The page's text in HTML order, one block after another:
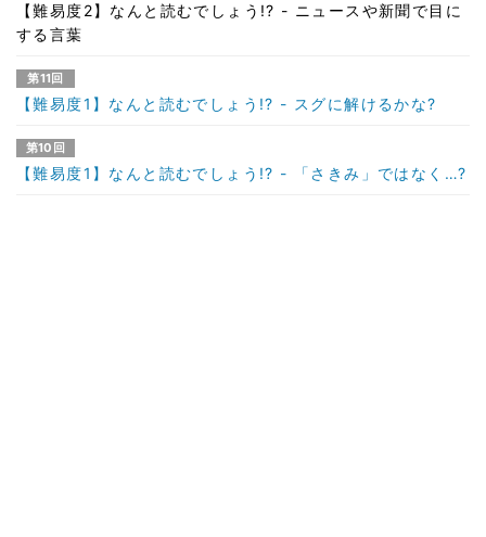
【難易度2】なんと読むでしょう!? - ニュースや新聞で目に
する言葉
第11回
【難易度1】なんと読むでしょう!? - スグに解けるかな?
第10回
【難易度1】なんと読むでしょう!? - 「さきみ」ではなく…?